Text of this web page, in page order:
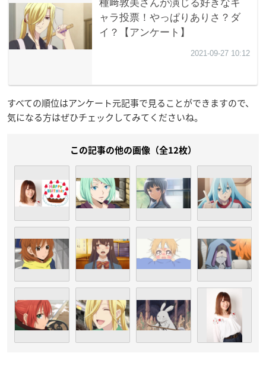
すべての順位はアンケート元記事で見ることができますので、
気になる方はぜひチェックしてみてくださいね。
この記事の他の画像（全12枚）